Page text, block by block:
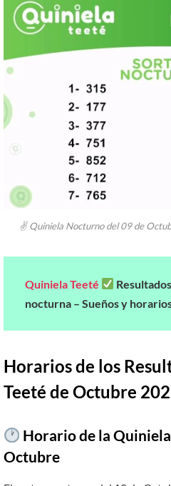
✌ Quiniela Nocturno del 09 de
Quiniela Teeté
nocturna – Sueños y
Horarios de los
Teeté de Octubre
Horario de la
Octubre